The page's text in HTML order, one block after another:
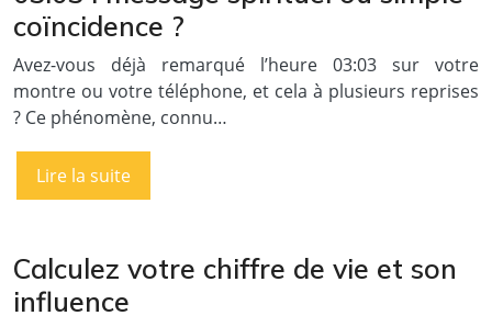
coïncidence ?
Avez-vous déjà remarqué l’heure 03:03 sur votre
montre ou votre téléphone, et cela à plusieurs reprises
? Ce phénomène, connu…
Lire la suite
Calculez votre chiffre de vie et son
influence